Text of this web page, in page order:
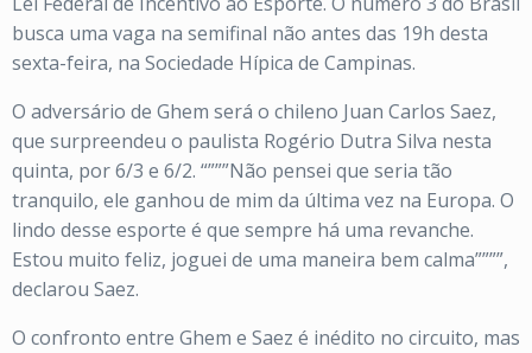
busca uma vaga na semifinal não antes das 19h desta
sexta-feira, na Sociedade Hípica de Campinas.
O adversário de Ghem será o chileno Juan Carlos Saez,
que surpreendeu o paulista Rogério Dutra Silva nesta
quinta, por 6/3 e 6/2. “”””Não pensei que seria tão
tranquilo, ele ganhou de mim da última vez na Europa. O
lindo desse esporte é que sempre há uma revanche.
Estou muito feliz, joguei de uma maneira bem calma””””,
declarou Saez.
O confronto entre Ghem e Saez é inédito no circuito, mas